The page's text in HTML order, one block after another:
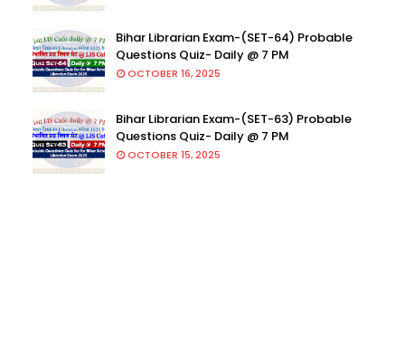
Bihar Librarian Exam-(SET-64) Probable
Questions Quiz- Daily @ 7 PM
OCTOBER 16, 2025
Bihar Librarian Exam-(SET-63) Probable
Questions Quiz- Daily @ 7 PM
OCTOBER 15, 2025